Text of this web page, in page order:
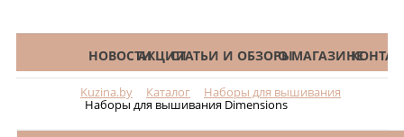
КАТАЛОГНОВОСТИАКЦИИСТАТЬИ И ОБЗОРЫО МАГАЗИНЕ
Kuzina.by Каталог Наборы для вышивания
Наборы для вышивания Dimensions